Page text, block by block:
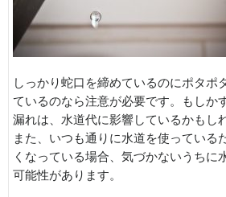
しっかり蛇口を締めているのにポタポ
ているのなら注意が必要です。もしか
漏れは、水道代に影響しているかもし
また、いつも通りに水道を使っている
くなっている場合、気づかないうちに
可能性があります。